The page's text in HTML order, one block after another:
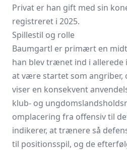
Privat er han gift med sin
registreret i 2025.
Spillestil og rolle
Baumgartl er primært en
han blev trænet ind i
at være startet som angriber,
viser en konsekvent
klub‑ og
omplacering fra offensiv til
indikerer, at trænere så
til positionsspil, og de